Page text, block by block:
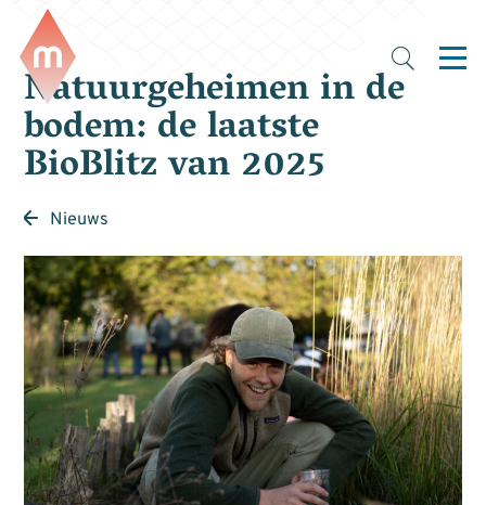
Natuurgeheimen in de
bodem: de laatste
BioBlitz van 2025
Nieuws